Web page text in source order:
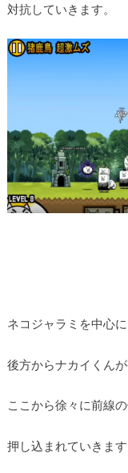
対抗していきます。
ネコジャラミを中心
後方からナカイくん
ここから徐々に前線
押し込まれていきます